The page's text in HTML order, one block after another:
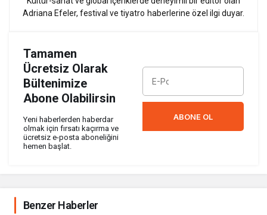
Adriana Efeler, festival ve tiyatro haberlerine özel ilgi duyar.
Tamamen
Ücretsiz Olarak
Bültenimize
Abone Olabilirsin
Yeni haberlerden haberdar
olmak için fırsatı kaçırma ve
ücretsiz e-posta aboneliğini
hemen başlat.
ABONE OL
Benzer Haberler